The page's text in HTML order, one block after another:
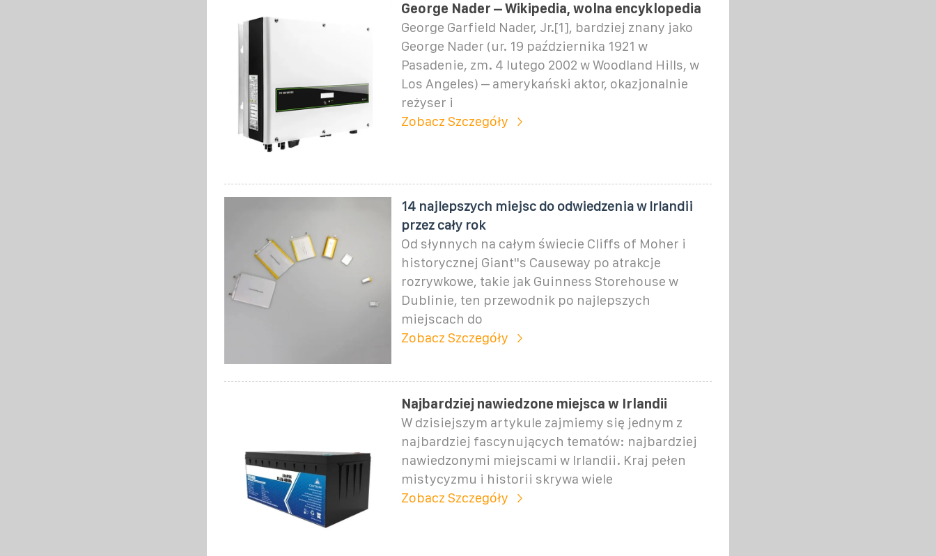
George Nader – Wikipedia, wolna encyklopedia
George Garfield Nader, Jr.[1], bardziej znany jako
George Nader (ur. 19 października 1921 w
Pasadenie, zm. 4 lutego 2002 w Woodland Hills, w
Los Angeles) – amerykański aktor, okazjonalnie
reżyser i
Zobacz Szczegóły
14 najlepszych miejsc do odwiedzenia w Irlandii
przez cały rok
Od słynnych na całym świecie Cliffs of Moher i
historycznej Giant''s Causeway po atrakcje
rozrywkowe, takie jak Guinness Storehouse w
Dublinie, ten przewodnik po najlepszych
miejscach do
Zobacz Szczegóły
Najbardziej nawiedzone miejsca w Irlandii
W dzisiejszym artykule⁤ zajmiemy się jednym z
najbardziej fascynujących tematów: najbardziej
nawiedzonymi‌ miejscami w Irlandii. Kraj pełen
mistycyzmu i historii skrywa⁢ wiele
Zobacz Szczegóły